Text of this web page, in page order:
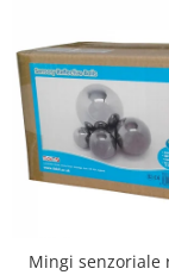
Mingi senzoriale